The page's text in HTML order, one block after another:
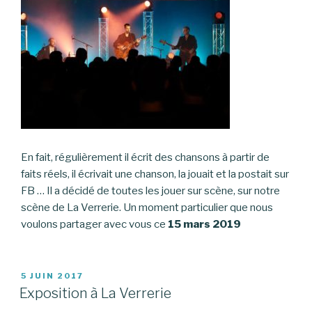
En fait, régulièrement il écrit des chansons à partir de
faits réels, il écrivait une chanson, la jouait et la postait sur
FB … Il a décidé de toutes les jouer sur scène, sur notre
scène de La Verrerie. Un moment particulier que nous
voulons partager avec vous ce 15 mars 2019
PUBLIÉ
LE
5 JUIN 2017
Exposition à La Verrerie